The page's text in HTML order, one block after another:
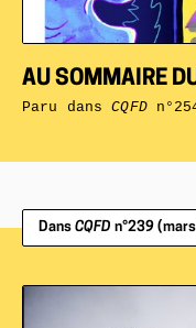
AU SOMMAIRE
Paru dansCQFD
Dans CQFD n°239